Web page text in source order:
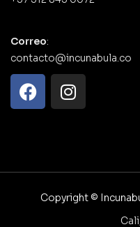
Correo:
contacto@incunabula.co
Copyright ©